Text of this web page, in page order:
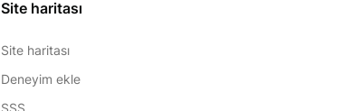
Site haritası
Site haritası
Deneyim ekle